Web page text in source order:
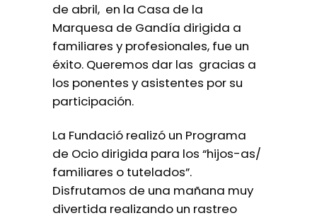
de abril, en la Casa de la
Marquesa de Gandía dirigida a
familiares y profesionales, fue un
éxito. Queremos dar las gracias a
los ponentes y asistentes por su
participación.
La Fundació realizó un Programa
de Ocio dirigida para los “hijos-as/
familiares o tutelados”.
Disfrutamos de una mañana muy
divertida realizando un rastreo